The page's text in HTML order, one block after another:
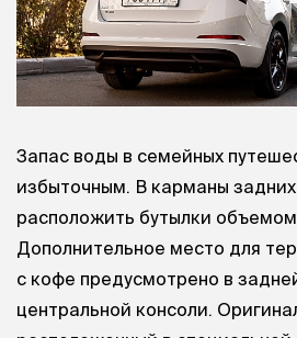
Запас воды в семейных
избыточным. В карманы
расположить бутылки объемом
Дополнительное место для
с кофе предусмотрено в
центральной консоли.